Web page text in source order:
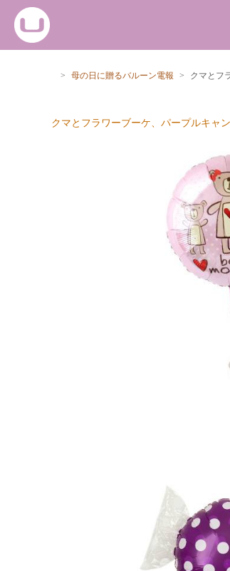
> 母の日に贈るバルーン電報 > クマとフ
クマとフラワーブーケ、パープルキャ